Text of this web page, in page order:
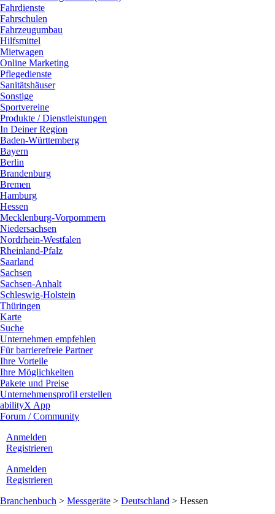
Fahrdienste
Fahrschulen
Fahrzeugumbau
Hilfsmittel
Mietwagen
Online Marketing
Pflegedienste
Sanitätshäuser
Sonstige
Sportvereine
Produkte / Dienstleistungen
In Deiner Region
Baden-Württemberg
Bayern
Berlin
Brandenburg
Bremen
Hamburg
Hessen
Mecklenburg-Vorpommern
Niedersachsen
Nordrhein-Westfalen
Rheinland-Pfalz
Saarland
Sachsen
Sachsen-Anhalt
Schleswig-Holstein
Thüringen
Karte
Suche
Unternehmen empfehlen
Für barrierefreie Partner
Ihre Vorteile
Ihre Möglichkeiten
Pakete und Preise
Unternehmensprofil erstellen
abilityX App
Forum / Community
Anmelden
Registrieren
Anmelden
Registrieren
Branchenbuch > Messgeräte > Deutschland > Hessen